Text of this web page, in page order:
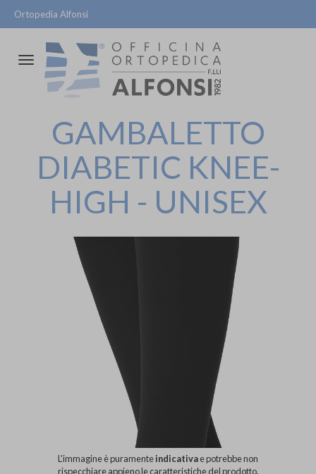
Ortopedia Alfonsi
Attiva/disattiva
navigazione
GAMBALETTO
DIABETIC KNEE-
HIGH - UNISEX
L'immagine è puramenteindicativae potrebbe non
rispecchiare appieno le caratteristiche del prodotto.